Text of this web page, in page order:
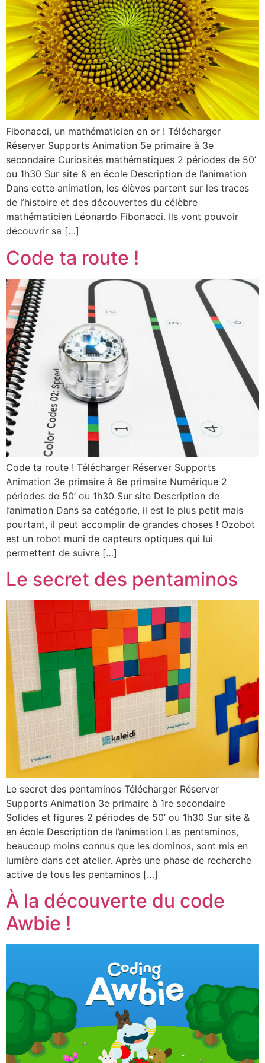
Fibonacci, un mathématicien en or ! Télécharger
Réserver Supports Animation 5e primaire à 3e
secondaire Curiosités mathématiques 2 périodes de 50’
ou 1h30 Sur site & en école Description de l’animation​
Dans cette animation, les élèves partent sur les traces
de l’histoire et des découvertes du célèbre
mathématicien Léonardo Fibonacci. Ils vont pouvoir
découvrir sa […]
Code ta route !
Code ta route ! Télécharger Réserver Supports
Animation 3e primaire à 6e primaire Numérique 2
périodes de 50’ ou 1h30 Sur site Description de
l’animation​ Dans sa catégorie, il est le plus petit mais
pourtant, il peut accomplir de grandes choses ! Ozobot
est un robot muni de capteurs optiques qui lui
permettent de suivre […]
Le secret des pentaminos
Le secret des pentaminos Télécharger Réserver
Supports Animation 3e primaire à 1re secondaire
Solides et figures 2 périodes de 50’ ou 1h30 Sur site &
en école Description de l’animation​ Les pentaminos,
beaucoup moins connus que les dominos, sont mis en
lumière dans cet atelier. Après une phase de recherche
active de tous les pentaminos […]
À la découverte du code
Awbie !